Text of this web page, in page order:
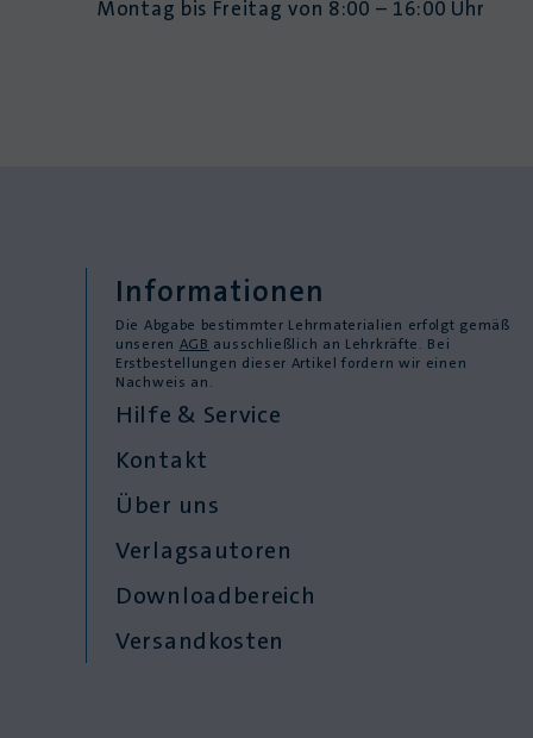
Montag bis Freitag von 8:00 – 16:00 Uhr
Informationen
Die Abgabe bestimmter Lehrmaterialien erfolgt gemäß
unseren AGB ausschließlich an Lehrkräfte. Bei
Erstbestellungen dieser Artikel fordern wir einen
Nachweis an.
Hilfe & Service
Kontakt
Über uns
Verlagsautoren
Downloadbereich
Versandkosten